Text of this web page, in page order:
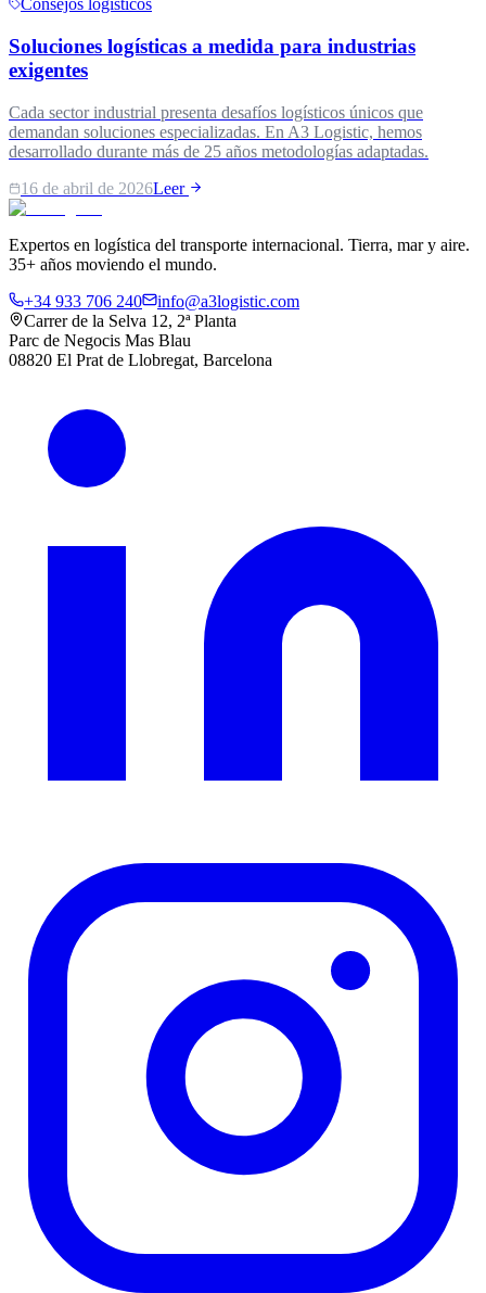
Consejos logísticos
Soluciones logísticas a medida para industrias
exigentes
Cada sector industrial presenta desafíos logísticos únicos que
demandan soluciones especializadas. En A3 Logistic, hemos
desarrollado durante más de 25 años metodologías adaptadas.
16 de abril de 2026Leer
Expertos en logística del transporte internacional. Tierra, mar y aire.
35+ años moviendo el mundo.
+34 933 706 240
info@a3logistic.com
Carrer de la Selva 12, 2ª Planta
Parc de Negocis Mas Blau
08820 El Prat de Llobregat, Barcelona